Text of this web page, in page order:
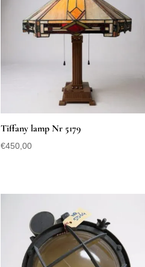
Tiffany lamp Nr 5179
€450,00